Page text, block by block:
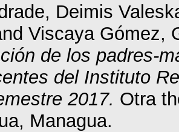
Deimis
Viscaya Gómez,
de los padres-
del Instituto
2017. Otra
Managua.